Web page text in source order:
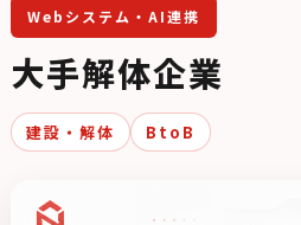
Webシステム・AI連携
大手解体企業
建設・解体 BtoB